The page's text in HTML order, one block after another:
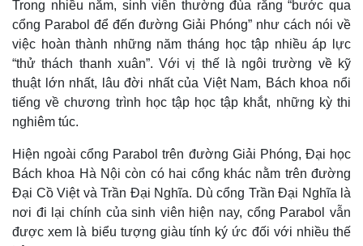
Pháp luật
Quân sự - Quốc phòng
Trong nhiều năm, sinh viên thường đùa rằng “bước qua
cổng Parabol để đến đường Giải Phóng” như cách nói về
việc hoàn thành những năm tháng học tập nhiều áp lực
“thử thách thanh xuân”. Với vị thế là ngôi trường về kỹ
thuật lớn nhất, lâu đời nhất của Việt Nam, Bách khoa nổi
tiếng về chương trình học tập học tập khắt, những kỳ thi
nghiêm túc.
Hiện ngoài cổng Parabol trên đường Giải Phóng, Đại học
Bách khoa Hà Nội còn có hai cổng khác nằm trên đường
Đại Cồ Việt và Trần Đại Nghĩa. Dù cổng Trần Đại Nghĩa là
nơi đi lại chính của sinh viên hiện nay, cổng Parabol vẫn
được xem là biểu tượng giàu tính ký ức đối với nhiều thế